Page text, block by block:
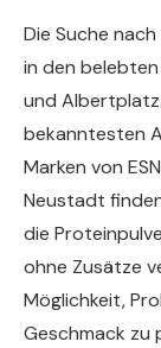
Die Suche
in den
und
bekanntesten
Marken von
Neustadt
die
ohne Zusätze
Möglichkeit,
Geschmack zu